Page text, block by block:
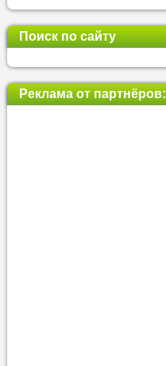
Поиск по сайту
Реклама от партнёров: